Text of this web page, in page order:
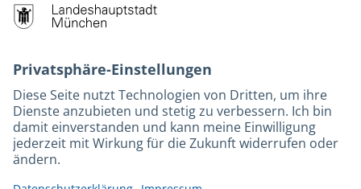
M-Strom
Bürgerservice
Kontakt
Barrierefreiheit
Leichte Sprache